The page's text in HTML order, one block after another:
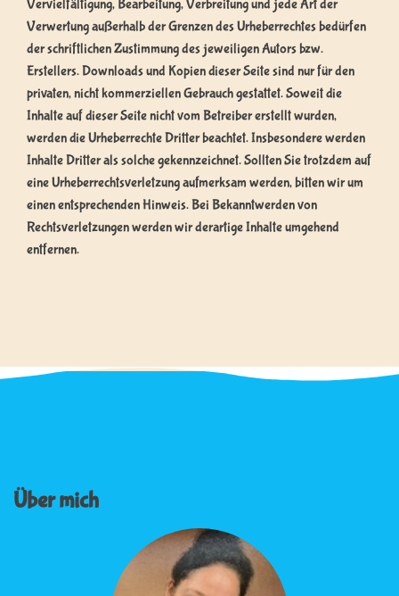
Vervielfältigung, Bearbeitung, Verbreitung und jede Art der
Verwertung außerhalb der Grenzen des Urheberrechtes bedürfen
der schriftlichen Zustimmung des jeweiligen Autors bzw.
Erstellers. Downloads und Kopien dieser Seite sind nur für den
privaten, nicht kommerziellen Gebrauch gestattet. Soweit die
Inhalte auf dieser Seite nicht vom Betreiber erstellt wurden,
werden die Urheberrechte Dritter beachtet. Insbesondere werden
Inhalte Dritter als solche gekennzeichnet. Sollten Sie trotzdem auf
eine Urheberrechtsverletzung aufmerksam werden, bitten wir um
einen entsprechenden Hinweis. Bei Bekanntwerden von
Rechtsverletzungen werden wir derartige Inhalte umgehend
entfernen.
Über mich